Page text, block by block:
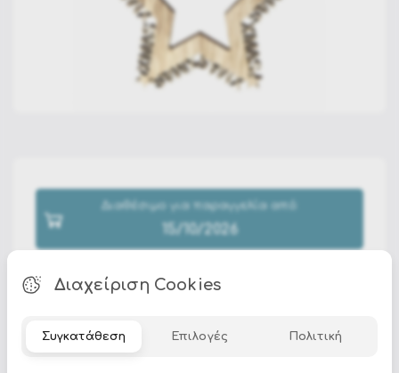
Διαθέσιμο για παραγγελία από:
15/10/2026
Διαχείριση Cookies
Συγκατάθεση Επιλογές Πολιτική